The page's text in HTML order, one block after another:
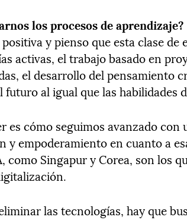
los procesos de aprendizaje?
y pienso que esta clase de
activas, el trabajo basado en
el desarrollo del pensamiento
futuro al igual que las habilidades
es cómo seguimos avanzado con
y empoderamiento en cuanto a
como Singapur y Corea, son los
las tecnologías, hay que